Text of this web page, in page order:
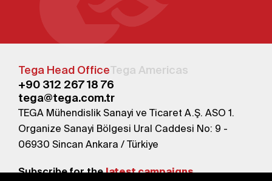
Tega Head OfficeTega Americas
+90 312 267 18 76
tega@tega.com.tr
TEGA Mühendislik Sanayi ve Ticaret A.Ş. ASO 1.
Organize Sanayi Bölgesi Ural Caddesi No: 9 -
06930 Sincan Ankara / Türkiye
Subscribe for thelatest campaigns.